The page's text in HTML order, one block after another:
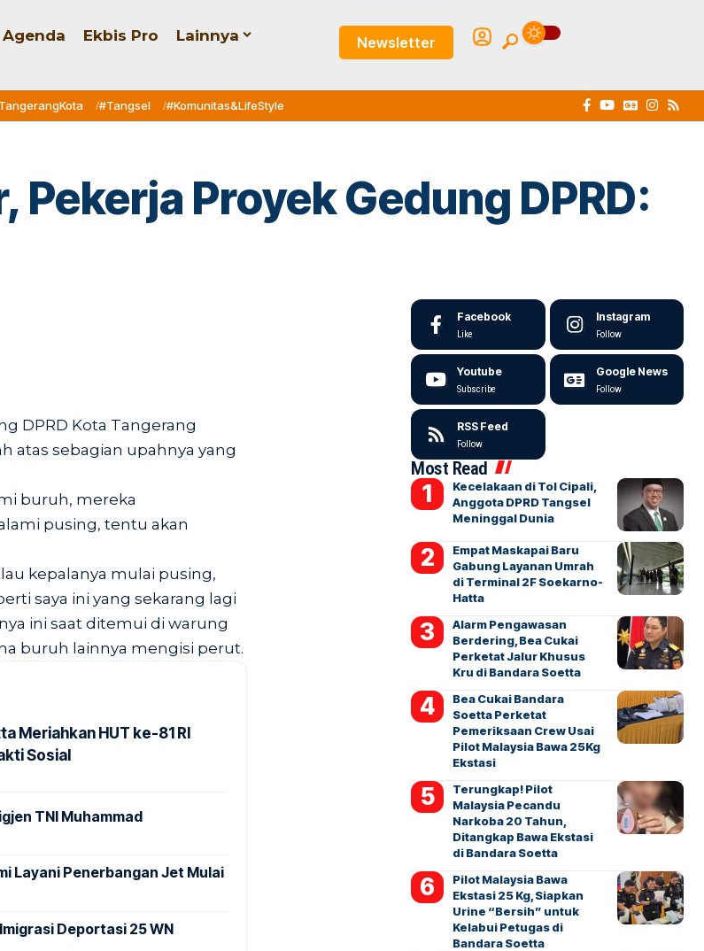
Agenda Ekbis Pro Lainnya Newsletter
#Tangsel #Komunitas&LifeStyle
Pekerja Proyek Gedung DPRD:
DPRD Kota Tangerang
atas sebagian upahnya yang
buruh, mereka
pusing, tentu akan
kepalanya mulai pusing,
saya ini yang sekarang lagi
ini saat ditemui di warung
buruh lainnya mengisi perut.
Meriahkan HUT ke-81 RI
Sosial
TNI Muhammad
Layani Penerbangan Jet Mulai
Deportasi 25 WN
Facebook
Like
Instagram
Follow
Youtube
Subscribe
Google News
Follow
RSS Feed
Follow
Most Read
Kecelakaan di Tol Cipali,
Anggota DPRD Tangsel
Meninggal Dunia
Empat Maskapai Baru
Gabung Layanan Umrah
di Terminal 2F Soekarno-
Hatta
Alarm Pengawasan
Berdering, Bea Cukai
Perketat Jalur Khusus
Kru di Bandara Soetta
Bea Cukai Bandara
Soetta Perketat
Pemeriksaan Crew Usai
Pilot Malaysia Bawa 25Kg
Ekstasi
Terungkap! Pilot
Malaysia Pecandu
Narkoba 20 Tahun,
Ditangkap Bawa Ekstasi
di Bandara Soetta
Pilot Malaysia Bawa
Ekstasi 25 Kg, Siapkan
Urine “Bersih” untuk
Kelabui Petugas di
Bandara Soetta